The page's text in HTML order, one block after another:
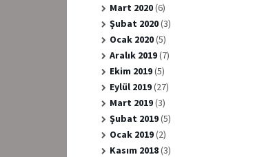
Mart 2020(6)
Şubat 2020(3)
Ocak 2020(5)
Aralık 2019(7)
Ekim 2019(5)
Eylül 2019(27)
Mart 2019(3)
Şubat 2019(5)
Ocak 2019(2)
Kasım 2018(3)